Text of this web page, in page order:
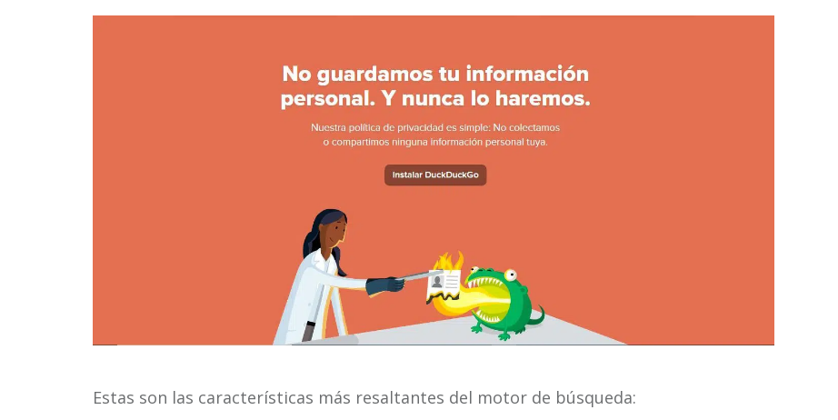
Estas son las características más resaltantes del motor de búsqueda: